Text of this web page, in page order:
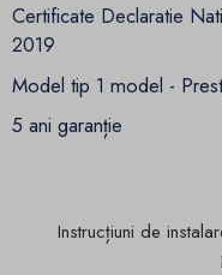
Certificate Declaratie
2019
Model tip 1 model -
5 ani garanție
Instrucțiuni de